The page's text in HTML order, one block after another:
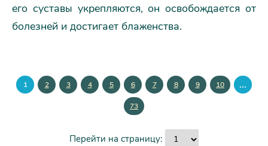
его суставы укрепляются, он освобождается от
болезней и достигает блаженства.
1 2 3 4 5 6 7 8 9 10 ...
73
Перейти на страницу: